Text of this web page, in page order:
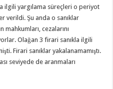
ilgili yargılama süreçleri o periyot
verildi. Şu anda o sanıklar
cezalarını
Olağan 3 firari sanıkla ilgili
Firari sanıklar yakalanamamıştı.
seviyede de aranmaları